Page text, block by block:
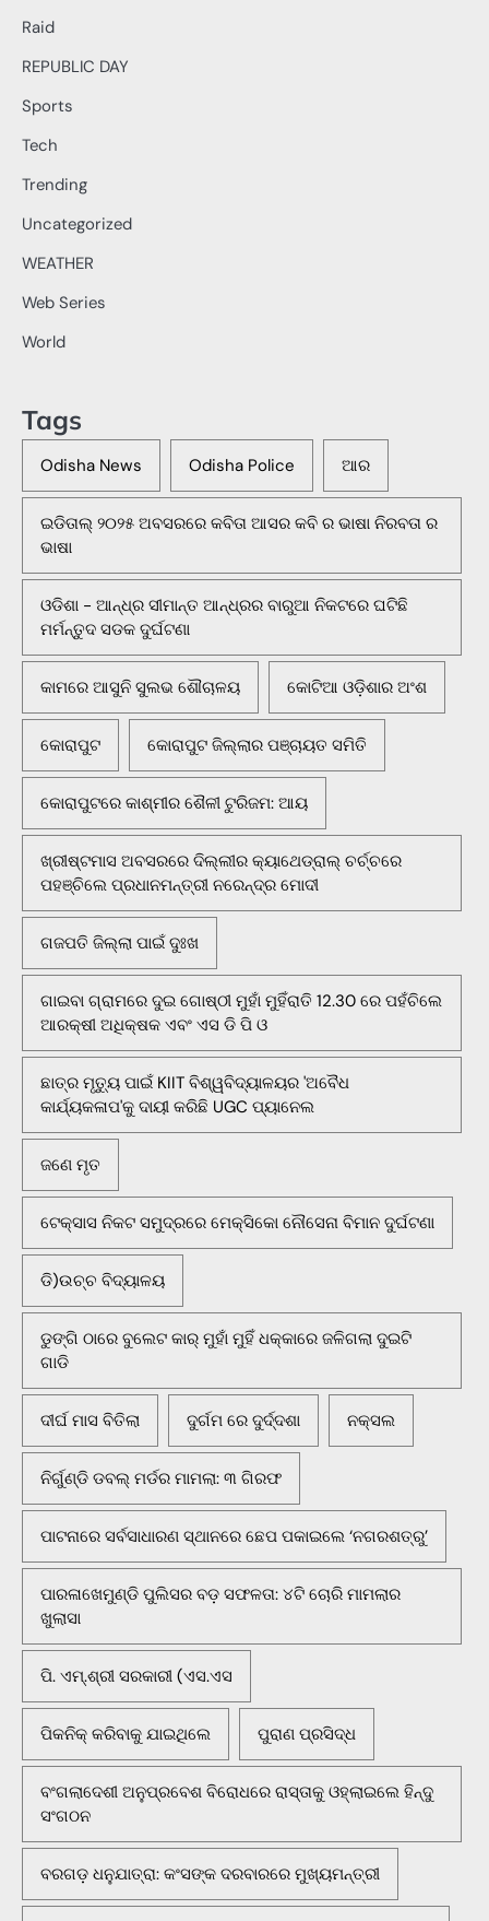
Raid
REPUBLIC DAY
Sports
Tech
Trending
Uncategorized
WEATHER
Web Series
World
Tags
Odisha News Odisha Police ଆର
ଇଡିତାଲ୍ ୨୦୨୫ ଅବସରରେ କବିତା ଆସର କବି ର ଭାଷା ନିରବତା ର
ଭାଷା
ଓଡିଶା - ଆନ୍ଧ୍ର ସୀମାନ୍ତ ଆନ୍ଧ୍ରର ବାରୁଆ ନିକଟରେ ଘଟିଛି
ମର୍ମନ୍ତୁଦ ସଡକ ଦୁର୍ଘଟଣା
କାମରେ ଆସୁନି ସୁଲଭ ଶୌଚାଳୟ କୋଟିଆ ଓଡ଼ିଶାର ଅଂଶ
କୋରାପୁଟ କୋରାପୁଟ ଜିଲ୍ଲାର ପଞ୍ଚାୟତ ସମିତି
କୋରାପୁଟରେ କାଶ୍ମୀର ଶୈଳୀ ଟୁରିଜମ: ଆୟ
ଖ୍ରୀଷ୍ଟମାସ ଅବସରରେ ଦିଲ୍ଲୀର କ୍ୟାଥେଡ୍ରାଲ୍ ଚର୍ଚ୍ଚରେ
ପହଞ୍ଚିଲେ ପ୍ରଧାନମନ୍ତ୍ରୀ ନରେନ୍ଦ୍ର ମୋଦୀ
ଗଜପତି ଜିଲ୍ଲା ପାଇଁ ଦୁଃଖ
ଗାଇବା ଗ୍ରାମରେ ଦୁଇ ଗୋଷ୍ଠୀ ମୁହାଁ ମୁହିଁରାତି 12.30 ରେ ପହଁଚିଲେ
ଆରକ୍ଷୀ ଅଧିକ୍ଷକ ଏବଂ ଏସ ଡି ପି ଓ
ଛାତ୍ର ମୃତ୍ୟୁ ପାଇଁ KIIT ବିଶ୍ୱବିଦ୍ୟାଳୟର 'ଅବୈଧ
କାର୍ଯ୍ୟକଳାପ'କୁ ଦାୟୀ କରିଛି UGC ପ୍ୟାନେଲ
ଜଣେ ମୃତ
ଟେକ୍ସାସ ନିକଟ ସମୁଦ୍ରରେ ମେକ୍ସିକୋ ନୌସେନା ବିମାନ ଦୁର୍ଘଟଣା
ଡି)ଉଚ୍ଚ ବିଦ୍ୟାଳୟ
ଡୁଙ୍ଗି ଠାରେ ବୁଲେଟ କାର୍ ମୁହାଁ ମୁହିଁ ଧକ୍କାରେ ଜଳିଗଲା ଦୁଇଟି
ଗାଡି
ଦୀର୍ଘ ମାସ ବିତିଲା ଦୁର୍ଗମ ରେ ଦୁର୍ଦ୍ଦଶା ନକ୍ସଲ
ନିର୍ଗୁଣ୍ଡି ଡବଲ୍ ମର୍ଡର ମାମଲା: ୩ ଗିରଫ
ପାଟନାରେ ସର୍ବସାଧାରଣ ସ୍ଥାନରେ ଛେପ ପକାଇଲେ ‘ନଗରଶତ୍ରୁ’
ପାରଳାଖେମୁଣ୍ଡି ପୁଲିସର ବଡ଼ ସଫଳତା: ୪ଟି ଚୋରି ମାମଲାର
ଖୁଲାସା
ପି. ଏମ୍.ଶ୍ରୀ ସରକାରୀ (ଏସ.ଏସ
ପିକନିକ୍‌ କରିବାକୁ ଯାଇଥିଲେ ପୁରାଣ ପ୍ରସିଦ୍ଧ
ବଂଗଲାଦେଶୀ ଅନୁପ୍ରବେଶ ବିରୋଧରେ ରାସ୍ତାକୁ ଓହ୍ଲାଇଲେ ହିନ୍ଦୁ
ସଂଗଠନ
ବରଗଡ଼ ଧନୁଯାତ୍ରା: କଂସଙ୍କ ଦରବାରରେ ମୁଖ୍ୟମନ୍ତ୍ରୀ